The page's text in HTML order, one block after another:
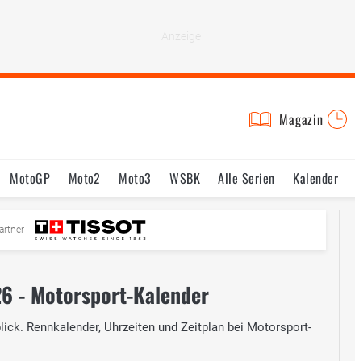
Magazin
MotoGP Moto2 Moto3 WSBK Alle Serien Kalender
Fahrer & Teams Bilder Termine
- Motorsport-Kalender
Rennkalender, Uhrzeiten und Zeitplan bei Motorsport-